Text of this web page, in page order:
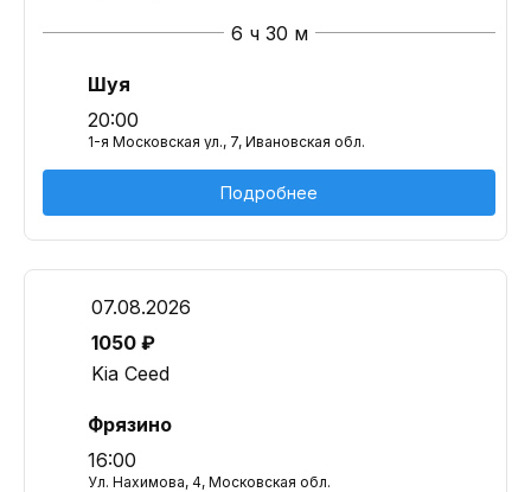
6 ч 30 м
Шуя
20:00
1-я Московская ул., 7, Ивановская обл.
Подробнее
07.08.2026
1050 ₽
Kia Ceed
Фрязино
16:00
Ул. Нахимова, 4, Московская обл.